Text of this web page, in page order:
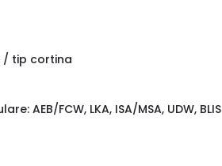
tip cortina
AEB/FCW, LKA, ISA/MSA, UDW, BLIS